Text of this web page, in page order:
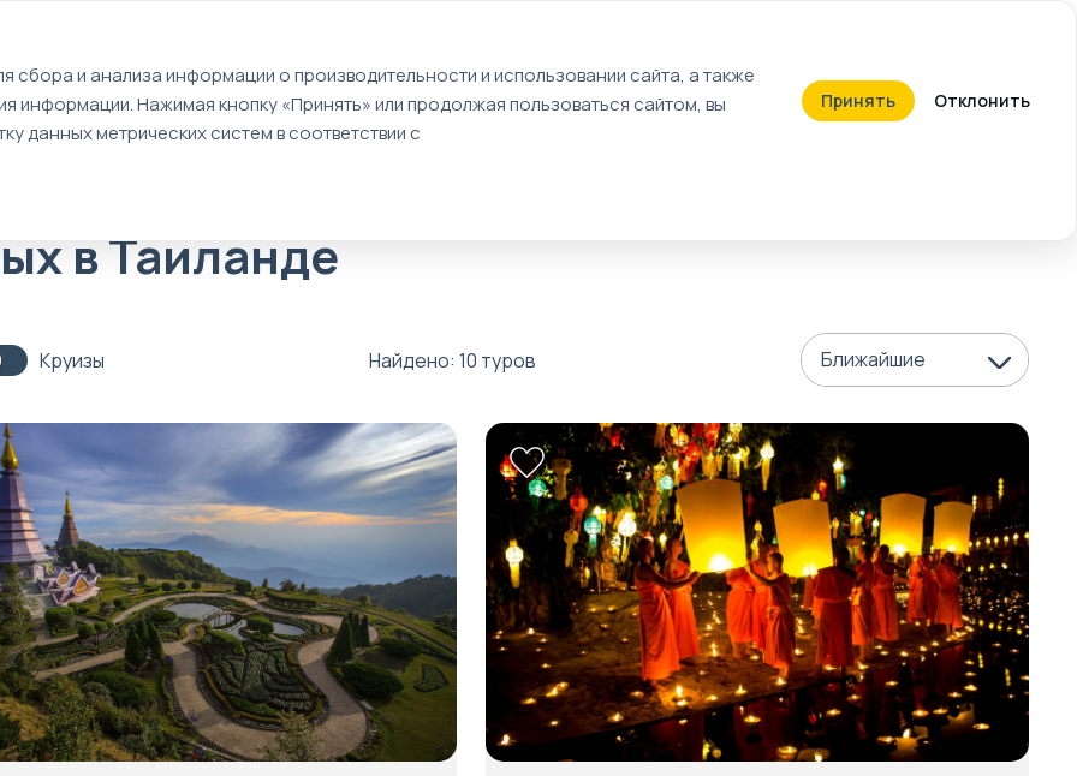
Туры Круизы Идеи путешествий Календарь событий Билеты
в Таиланде
Круизы Найдено: 10 туров Ближайшие
и анализа информации о производительности и использовании сайта, а также
информации. Нажимая кнопку «Принять» или продолжая пользоваться сайтом, вы
данных метрических систем в соответствии с
Принять Отклонить